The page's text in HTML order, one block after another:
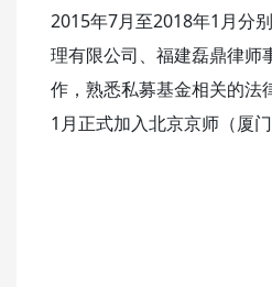
2015年7月至2018年1月分
理有限公司、福建磊鼎律师
作，熟悉私募基金相关的法
1月正式加入北京京师（厦门